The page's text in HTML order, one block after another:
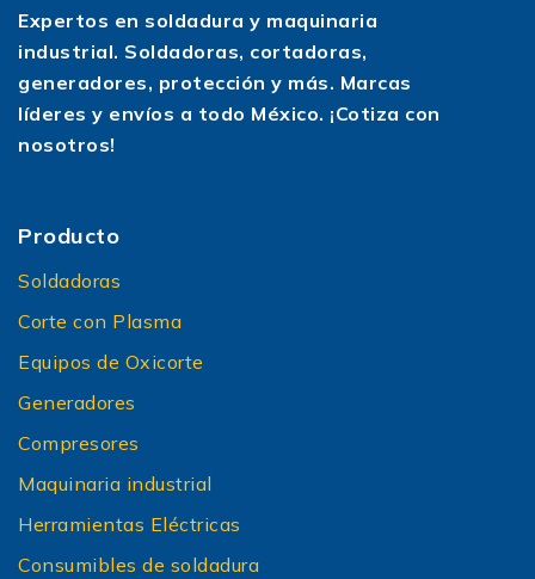
Expertos en soldadura y maquinaria
industrial. Soldadoras, cortadoras,
generadores, protección y más. Marcas
líderes y envíos a todo México. ¡Cotiza con
nosotros!
Producto
Soldadoras
Corte con Plasma
Equipos de Oxicorte
Generadores
Compresores
Maquinaria industrial
Herramientas Eléctricas
Consumibles de soldadura